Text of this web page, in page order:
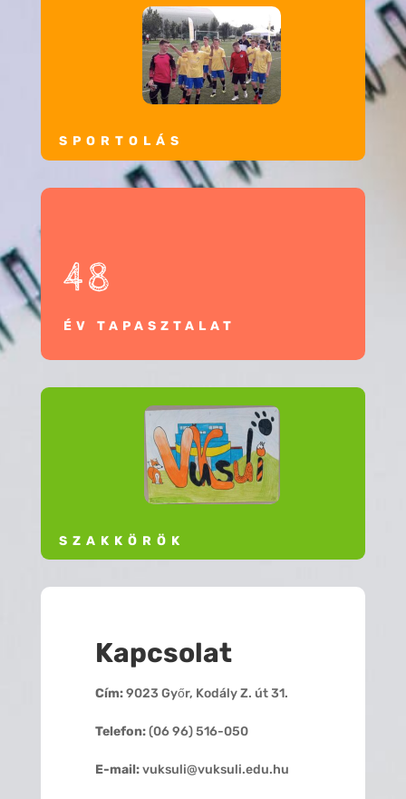
SPORTOLÁS
48
ÉV TAPASZTALAT
SZAKKÖRÖK
Kapcsolat
Cím:9023 Győr, Kodály Z. út 31.
Telefon:(06 96) 516-050
E-mail:vuksuli@vuksuli.edu.hu